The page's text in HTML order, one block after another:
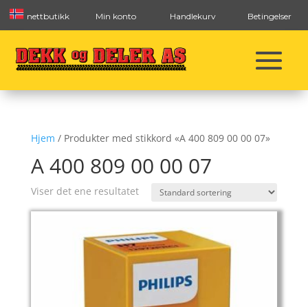
nettbutikk Min konto Handlekurv Betingelser
Hjem / Produkter med stikkord «A 400 809 00 00 07»
A 400 809 00 00 07
Viser det ene resultatet